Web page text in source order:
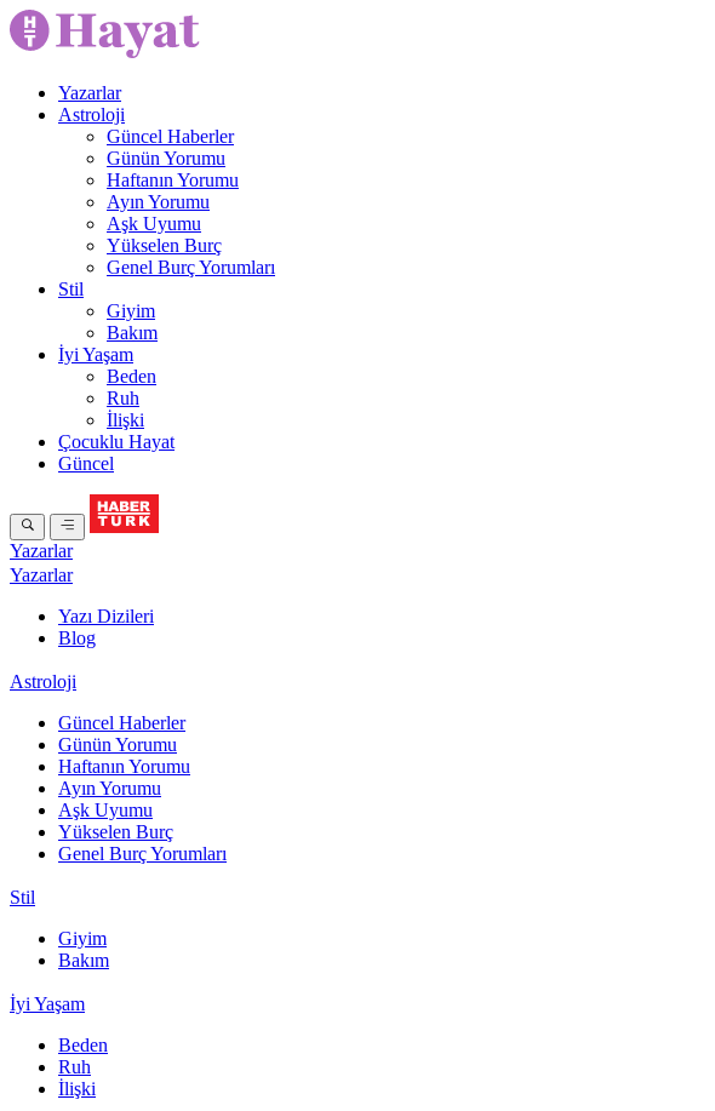
Yazarlar
Astroloji
Güncel Haberler
Günün Yorumu
Haftanın Yorumu
Ayın Yorumu
Aşk Uyumu
Yükselen Burç
Genel Burç Yorumları
Stil
Giyim
Bakım
İyi Yaşam
Beden
Ruh
İlişki
Çocuklu Hayat
Güncel
Yazarlar
Yazarlar
Yazı Dizileri
Blog
Astroloji
Güncel Haberler
Günün Yorumu
Haftanın Yorumu
Ayın Yorumu
Aşk Uyumu
Yükselen Burç
Genel Burç Yorumları
Stil
Giyim
Bakım
İyi Yaşam
Beden
Ruh
İlişki